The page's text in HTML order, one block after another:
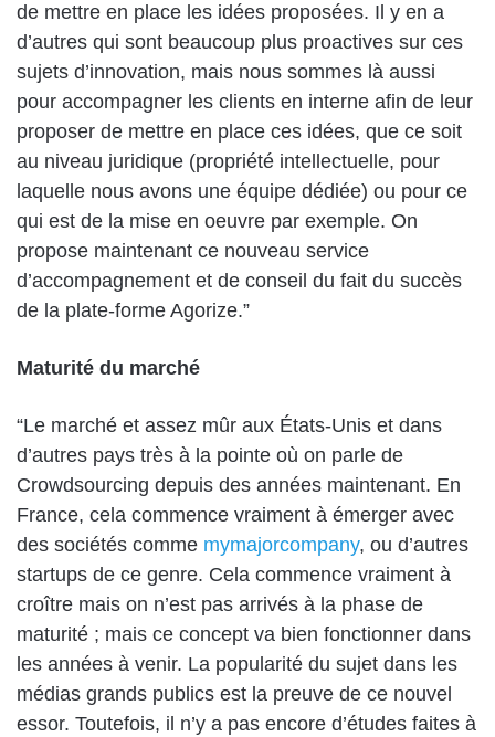
de mettre en place les idées proposées. Il y en a
d’autres qui sont beaucoup plus proactives sur ces
sujets d’innovation, mais nous sommes là aussi
pour accompagner les clients en interne afin de leur
proposer de mettre en place ces idées, que ce soit
au niveau juridique (propriété intellectuelle, pour
laquelle nous avons une équipe dédiée) ou pour ce
qui est de la mise en oeuvre par exemple. On
propose maintenant ce nouveau service
d’accompagnement et de conseil du fait du succès
de la plate-forme Agorize.”
Maturité du marché
“Le marché et assez mûr aux États-Unis et dans
d’autres pays très à la pointe où on parle de
Crowdsourcing depuis des années maintenant. En
France, cela commence vraiment à émerger avec
des sociétés comme mymajorcompany, ou d’autres
startups de ce genre. Cela commence vraiment à
croître mais on n’est pas arrivés à la phase de
maturité ; mais ce concept va bien fonctionner dans
les années à venir. La popularité du sujet dans les
médias grands publics est la preuve de ce nouvel
essor. Toutefois, il n’y a pas encore d’études faites à